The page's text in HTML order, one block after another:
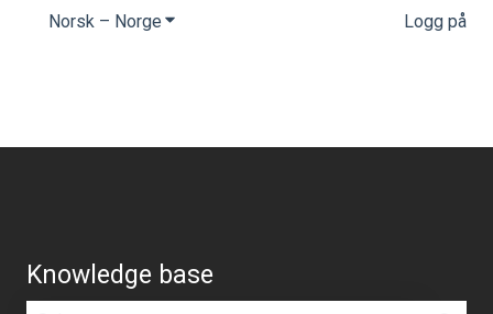
Norsk – Norge Vis undermeny for oversettelserLogg på
Knowledge base